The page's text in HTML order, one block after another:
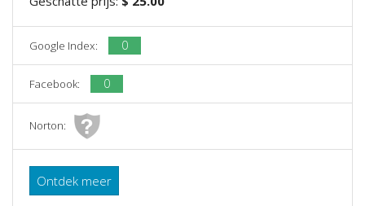
Google Index: 0
Facebook: 0
Norton:
Ontdek meer